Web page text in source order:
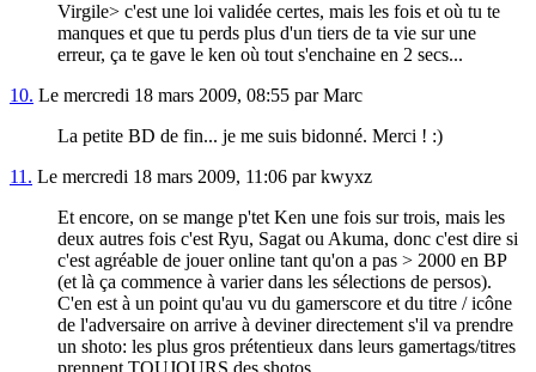
Virgile> c'est une loi validée certes, mais les fois et où tu te
manques et que tu perds plus d'un tiers de ta vie sur une
erreur, ça te gave le ken où tout s'enchaine en 2 secs...
10. Le mercredi 18 mars 2009, 08:55 par Marc
La petite BD de fin... je me suis bidonné. Merci ! :)
11. Le mercredi 18 mars 2009, 11:06 par kwyxz
Et encore, on se mange p'tet Ken une fois sur trois, mais les
deux autres fois c'est Ryu, Sagat ou Akuma, donc c'est dire si
c'est agréable de jouer online tant qu'on a pas > 2000 en BP
(et là ça commence à varier dans les sélections de persos).
C'en est à un point qu'au vu du gamerscore et du titre / icône
de l'adversaire on arrive à deviner directement s'il va prendre
un shoto: les plus gros prétentieux dans leurs gamertags/titres